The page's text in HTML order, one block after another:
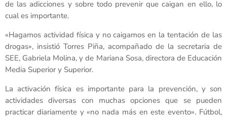
de las adicciones y sobre todo prevenir que caigan en ello, lo
cual es importante.
«Hagamos actividad física y no caigamos en la tentación de las
drogas», insistió Torres Piña, acompañado de la secretaria de
SEE, Gabriela Molina, y de Mariana Sosa, directora de Educación
Media Superior y Superior.
La activación física es importante para la prevención, y son
actividades diversas con muchas opciones que se pueden
practicar diariamente y «no nada más en este evento». Fútbol,